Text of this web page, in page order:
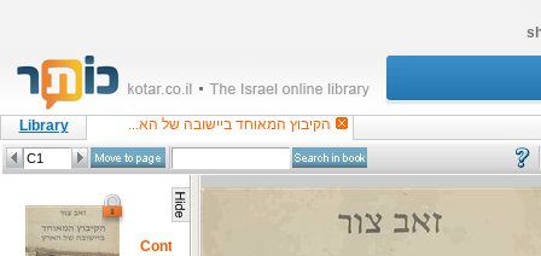
Library הקיבוץ המאוחד ביישובה של הא...
Content